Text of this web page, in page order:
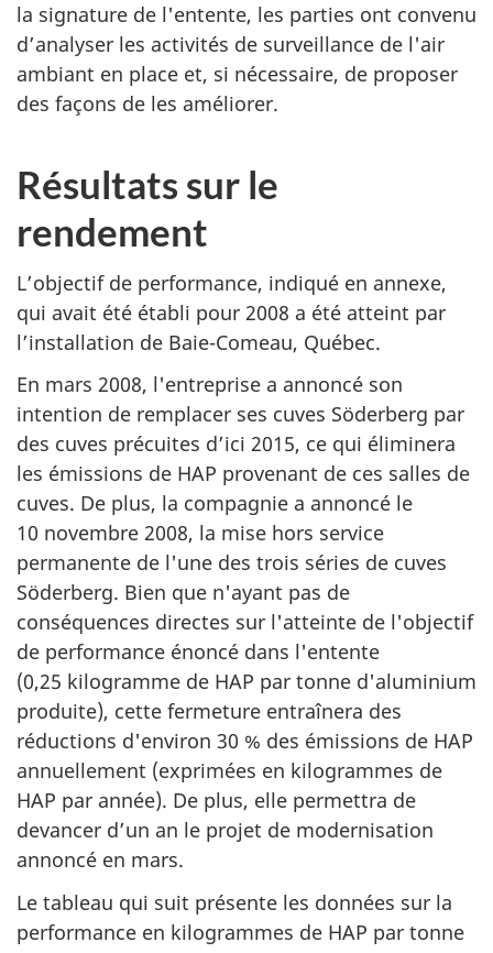
la signature de l'entente, les parties ont convenu
d’analyser les activités de surveillance de l'air
ambiant en place et, si nécessaire, de proposer
des façons de les améliorer.
Résultats sur le
rendement
L’objectif de performance, indiqué en annexe,
qui avait été établi pour 2008 a été atteint par
l’installation de Baie-Comeau, Québec.
En mars 2008, l'entreprise a annoncé son
intention de remplacer ses cuves Söderberg par
des cuves précuites d’ici 2015, ce qui éliminera
les émissions de HAP provenant de ces salles de
cuves. De plus, la compagnie a annoncé le
10 novembre 2008, la mise hors service
permanente de l'une des trois séries de cuves
Söderberg. Bien que n'ayant pas de
conséquences directes sur l'atteinte de l'objectif
de performance énoncé dans l'entente
(0,25 kilogramme de HAP par tonne d'aluminium
produite), cette fermeture entraînera des
réductions d'environ 30 % des émissions de HAP
annuellement (exprimées en kilogrammes de
HAP par année). De plus, elle permettra de
devancer d’un an le projet de modernisation
annoncé en mars.
Le tableau qui suit présente les données sur la
performance en kilogrammes de HAP par tonne